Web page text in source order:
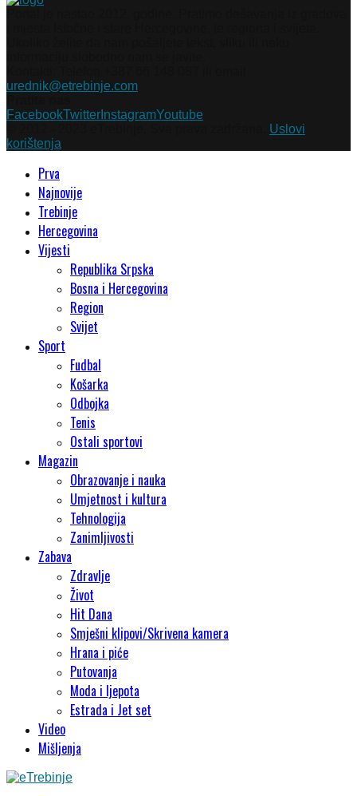
urednik@etrebinje.com
FacebookTwitter InstagramYoutube
Uslovi
korištenja
Prva
Najnovije
Trebinje
Hercegovina
Vijesti
Republika Srpska
Bosna i Hercegovina
Region
Svijet
Sport
Fudbal
Košarka
Odbojka
Tenis
Ostali sportovi
Magazin
Obrazovanje i nauka
Umjetnost i kultura
Tehnologija
Zanimljivosti
Zabava
Zdravlje
Život
Hit Dana
Smješni klipovi/Skrivena kamera
Hrana i piće
Putovanja
Moda i ljepota
Estrada i Jet set
Video
Mišljenja